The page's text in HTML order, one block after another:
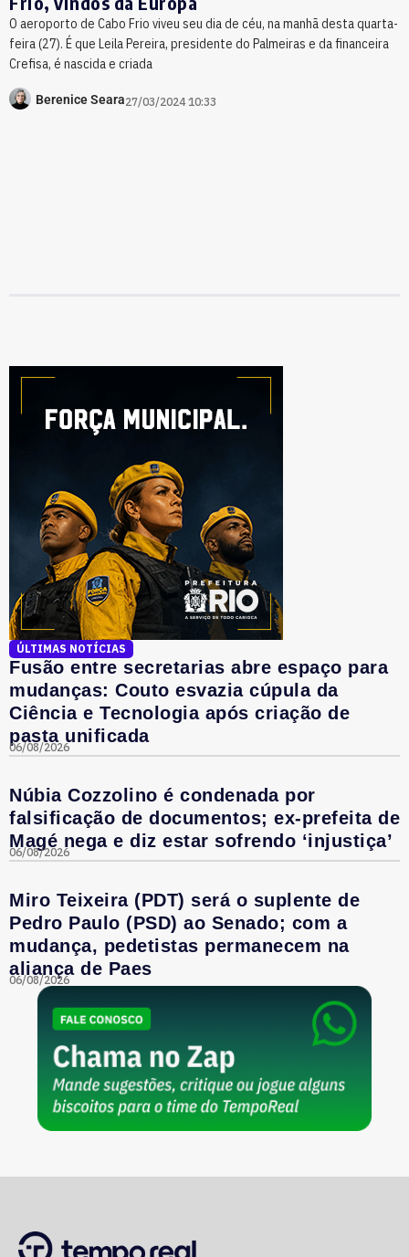
O aeroporto de Cabo Frio viveu seu dia de céu, na manhã desta quarta-
feira (27). É que Leila Pereira, presidente do Palmeiras e da financeira
Crefisa, é nascida e criada
Berenice Seara27/03/2024 10:33
ÚLTIMAS NOTÍCIAS
Fusão entre secretarias abre espaço para
mudanças: Couto esvazia cúpula da
Ciência e Tecnologia após criação de
pasta unificada
06/08/2026
Núbia Cozzolino é condenada por
falsificação de documentos; ex-prefeita de
Magé nega e diz estar sofrendo ‘injustiça’
06/08/2026
Miro Teixeira (PDT) será o suplente de
Pedro Paulo (PSD) ao Senado; com a
mudança, pedetistas permanecem na
aliança de Paes
06/08/2026